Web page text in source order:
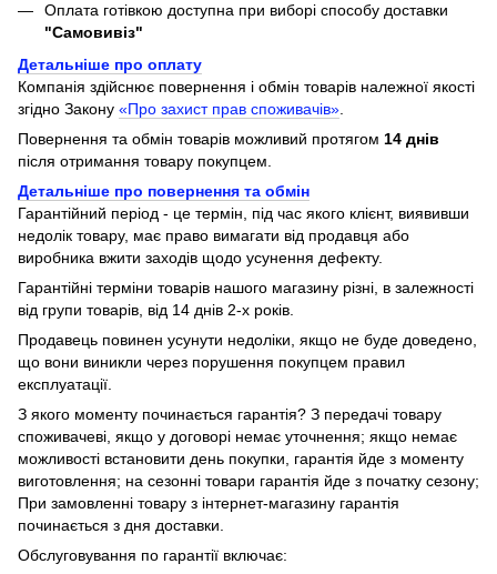
Оплата готівкою доступна при виборі способу доставки
"Самовивіз"
Детальніше про оплату
Компанія здійснює повернення і обмін товарів належної якості
згідно Закону «Про захист прав споживачів»
Повернення та обмін товарів можливий протягом 14 днів
після отримання товару покупцем.
Детальніше про повернення та обмін
Гарантійний період - це термін, під час якого клієнт, виявивши
недолік товару, має право вимагати від продавця або
виробника вжити заходів щодо усунення дефекту.
Гарантійні терміни товарів нашого магазину різні, в залежності
від групи товарів, від 14 днів 2-х років.
Продавець повинен усунути недоліки, якщо не буде доведено,
що вони виникли через порушення покупцем правил
експлуатації.
З якого моменту починається гарантія? З передачі товару
споживачеві, якщо у договорі немає уточнення; якщо немає
можливості встановити день покупки, гарантія йде з моменту
виготовлення; на сезонні товари гарантія йде з початку сезону;
При замовленні товару з інтернет-магазину гарантія
починається з дня доставки.
Обслуговування по гарантії включає: